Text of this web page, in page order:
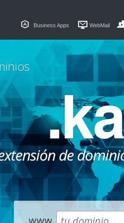
Business Apps WebMail
de
www.